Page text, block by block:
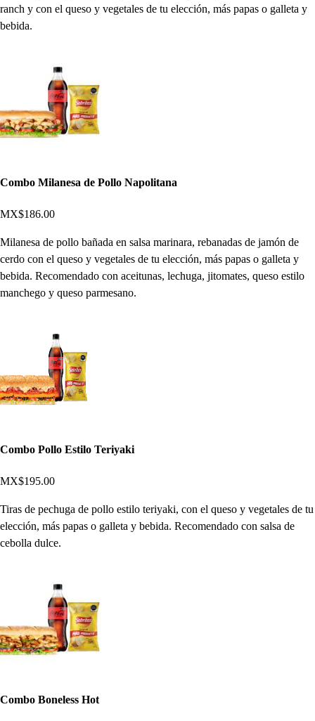
ranch y con el queso y vegetales de tu elección, más papas o galleta y
bebida.
Combo Milanesa de Pollo Napolitana
MX$186.00
Milanesa de pollo bañada en salsa marinara, rebanadas de jamón de
cerdo con el queso y vegetales de tu elección, más papas o galleta y
bebida. Recomendado con aceitunas, lechuga, jitomates, queso estilo
manchego y queso parmesano.
Combo Pollo Estilo Teriyaki
MX$195.00
Tiras de pechuga de pollo estilo teriyaki, con el queso y vegetales de tu
elección, más papas o galleta y bebida. Recomendado con salsa de
cebolla dulce.
Combo Boneless Hot